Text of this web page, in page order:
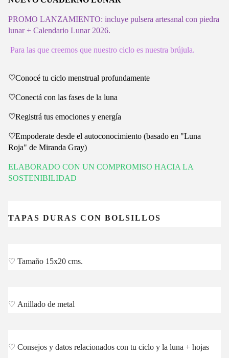
PROMO LANZAMIENTO: incluye pulsera artesanal con piedra
lunar + Calendario Lunar 2026.
Para las que creemos que nuestro ciclo es nuestra brújula.
♡Conocé tu ciclo menstrual profundamente
♡Conectá con las fases de la luna
♡Registrá tus emociones y energía
♡Empoderate desde el autoconocimiento (basado en "Luna
Roja" de Miranda Gray)
ELABORADO CON UN COMPROMISO HACIA LA
SOSTENIBILIDAD
TAPAS DURAS CON BOLSILLOS
♡ Tamaño 15x20 cms.
♡ Anillado de metal
♡ Consejos y datos relacionados con tu ciclo y la luna + hojas